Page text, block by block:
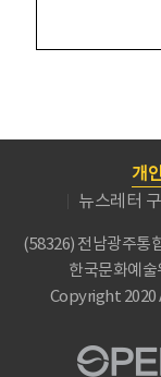
개
뉴스레터
(58326) 전남광주통
한국문화예술
Copyright 2020